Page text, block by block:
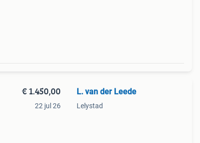
€ 1.450,00
22 jul 26
L. van der Leede
Lelystad